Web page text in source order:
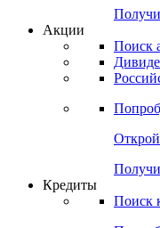
Акции
Поиск